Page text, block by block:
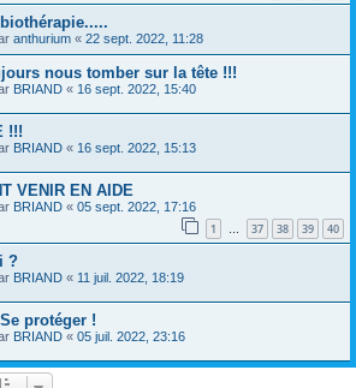
anthurium « 22 sept. 2022, 11:28
nous tomber sur la tête !!!
BRIAND « 16 sept. 2022, 15:40
!!!
BRIAND « 16 sept. 2022, 15:13
VENIR EN AIDE
BRIAND « 05 sept. 2022, 17:16
1 … 37 38 39 40
?
BRIAND « 11 juil. 2022, 18:19
protéger !
BRIAND « 05 juil. 2022, 23:16